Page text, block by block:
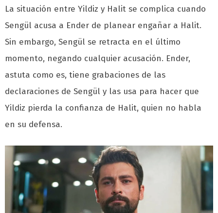
La situación entre Yildiz y Halit se complica cuando
Sengül acusa a Ender de planear engañar a Halit.
Sin embargo, Sengül se retracta en el último
momento, negando cualquier acusación. Ender,
astuta como es, tiene grabaciones de las
declaraciones de Sengül y las usa para hacer que
Yildiz pierda la confianza de Halit, quien no habla
en su defensa.